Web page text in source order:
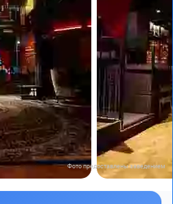
Фото предоставлены заведением